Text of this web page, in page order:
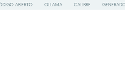
ABIERTO OLLAMA CALIBRE